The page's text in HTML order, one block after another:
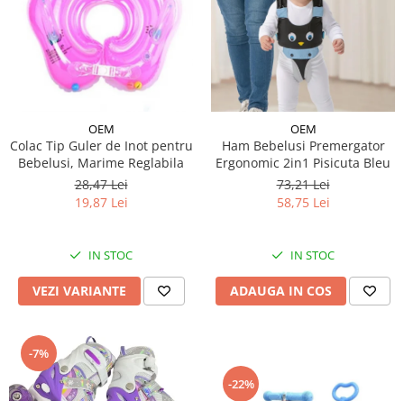
OEM
Colac Tip Guler de Inot pentru
Bebelusi, Marime Reglabila
28,47 Lei
19,87 Lei
IN STOC
VEZI VARIANTE
OEM
Ham Bebelusi Premergator
Ergonomic 2in1 Pisicuta Bleu
73,21 Lei
58,75 Lei
IN STOC
ADAUGA IN COS
-7%
-22%